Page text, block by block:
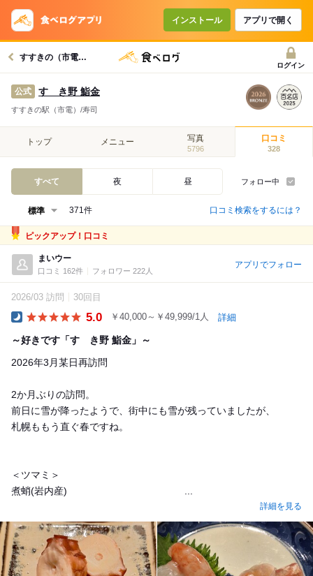
インストール アプリで開く
すすきの（市電）駅グルメへ
ログイン
公式 すゝき野 鮨金
すすきの駅（市電）/寿司
トップ メニュー 写真
5796
口コミ
328
すべて 夜 昼 フォロー中
371件 口コミ検索をするには？
ピックアップ！口コミ
まいウー
口コミ 162件 フォロワー 222人
アプリでフォロー
2026/03 訪問 30回目
5.0 ￥40,000～￥49,999/1人 詳細
～好きです「すゝき野 鮨金」～
2026年3月某日再訪問
2か月ぶりの訪問。
前日に雪が降ったようで、街中にも雪が残っていましたが、
札幌ももう直ぐ春ですね。
＜ツマミ＞
煮蛸(岩内産) ...
詳細を見る